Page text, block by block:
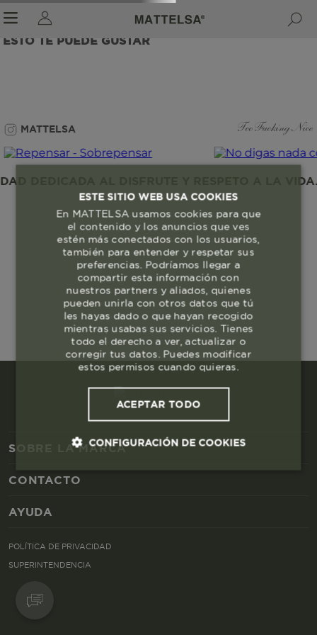
ESTO TE PUEDE GUSTAR
MATTELSA Too Fucking Nice
DEDICADA AL DISFRUTE Y RESPETO A LA
SOBRE LA MARCA
CONTACTO
AYUDA
POLÍTICA DE PRIVACIDAD
SUPERINTENDENCIA
ESTE SITIO WEB USA COOKIES
En MATTELSA usamos cookies para que
el contenido y los anuncios que ves
estén más conectados con los usuarios,
también para entender y respetar sus
preferencias. Podríamos llegar a
compartir esta información con
nuestros partners y aliados, quienes
pueden unirla con otros datos que tú
les hayas dado o que hayan recogido
mientras usabas sus servicios. Tienes
todo el derecho a ver, actualizar o
corregir tus datos. Puedes modificar
estos permisos cuando quieras.
ACEPTAR TODO
CONFIGURACIÓN DE COOKIES